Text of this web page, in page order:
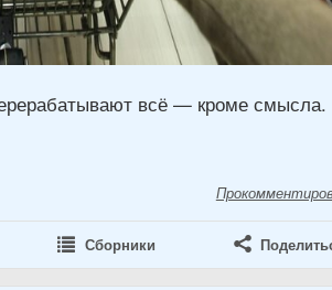
всё — кроме смысла.
Сборники